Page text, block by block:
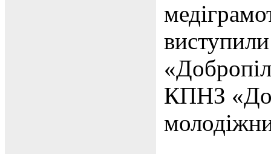
виступили
КПНЗ